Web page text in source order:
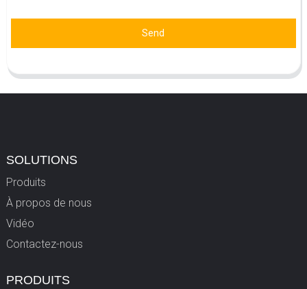
Send
SOLUTIONS
Produits
À propos de nous
Vidéo
Contactez-nous
PRODUITS